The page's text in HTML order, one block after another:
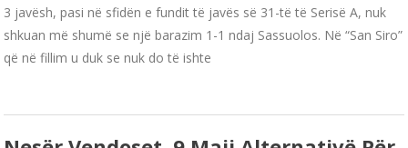
3 javësh, pasi në sfidën e fundit të javës së 31-të të Serisë A, nuk
shkuan më shumë se një barazim 1-1 ndaj Sassuolos. Në “San Siro”
që në fillim u duk se nuk do të ishte